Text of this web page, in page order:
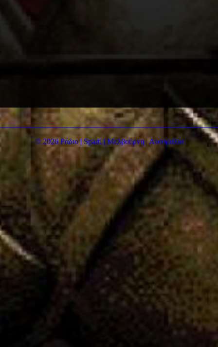
© 2026 Ράδιο | Sparti | Μελβούρνη | Αυστραλία